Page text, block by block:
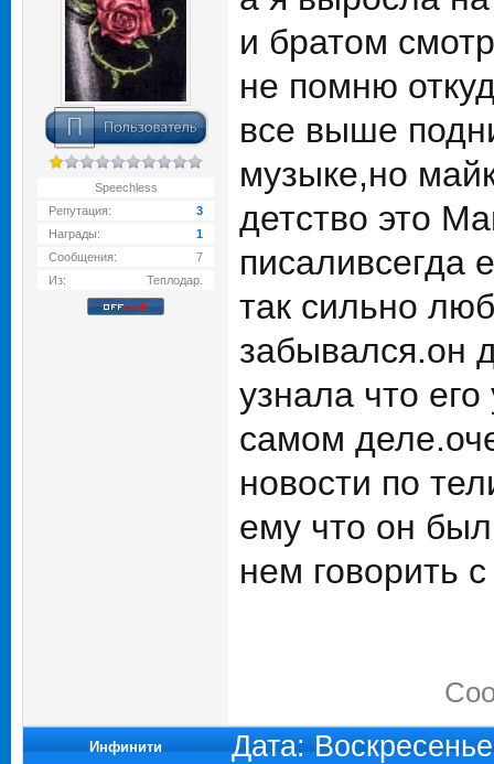
Speechless
Репутация:
3
Награды:
1
Сообщения:
7
Из:
Теплодар.
и братом
не помню
все выше
музыке,но
детство это
писаливсегда
так сильно
забывался.он
узнала что
самом
новости по
ему что он
нем говорить
Инфинити Дата: